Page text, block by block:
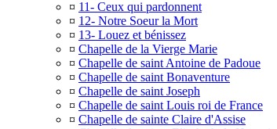
¤ 11- Ceux qui pardonnent
¤ 12- Notre Soeur la Mort
¤ 13- Louez et bénissez
¤ Chapelle de la Vierge Marie
¤ Chapelle de saint Antoine de Padoue
¤ Chapelle de saint Bonaventure
¤ Chapelle de saint Joseph
¤ Chapelle de saint Louis roi de France
¤ Chapelle de sainte Claire d'Assise